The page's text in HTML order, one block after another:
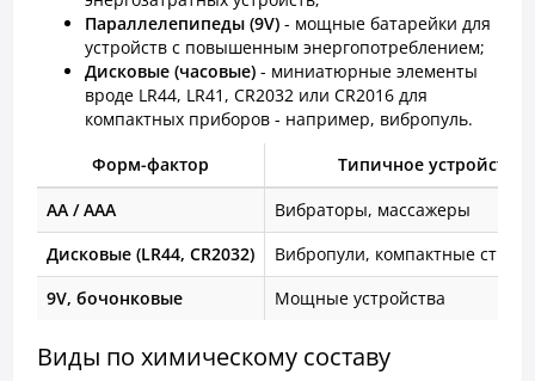
Параллелепипеды (9V) - мощные батарейки для
устройств с повышенным энергопотреблением;
Дисковые (часовые) - миниатюрные элементы
вроде LR44, LR41, CR2032 или CR2016 для
компактных приборов - например, вибропуль.
Форм-фактор
Типичное устройство
АА / ААА
Вибраторы, массажеры
Дисковые (LR44, CR2032)
Вибропули, компактные
9V, бочонковые
Мощные устройства
Виды по химическому составу